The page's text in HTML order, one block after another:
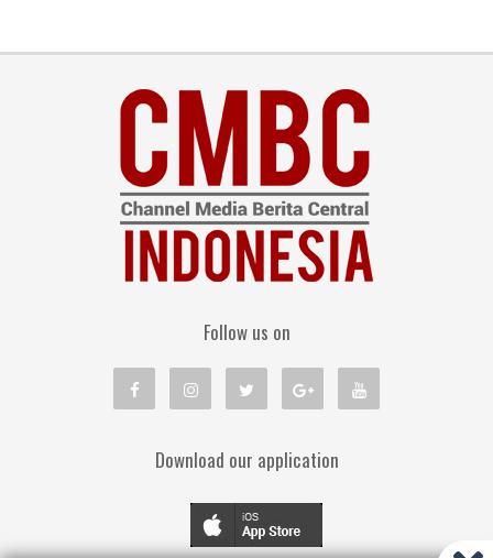
Follow us on
Download our application